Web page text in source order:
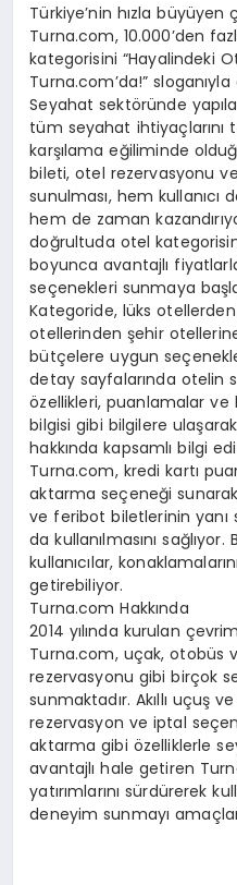
Türkiye’nin hızla
Turna.com, 10.000’den
kategorisini “Hayalindeki
Turna.com’da!”
Seyahat sektöründe
tüm seyahat
karşılama eğiliminde
bileti, otel rezervasyonu
sunulması, hem
hem de zaman
doğrultuda otel
boyunca avantajlı
seçenekleri sunmaya
Kategoride, lüks
otellerinden şehir
bütçelere uygun
detay sayfalarında otelin
özellikleri, puanlamalar
bilgisi gibi bilgilere
hakkında kapsamlı bilgi
Turna.com, kredi kartı
aktarma seçeneği
ve feribot biletlerinin yanı
da kullanılmasını
kullanıcılar,
getirebiliyor.
Turna.com Hakkında
2014 yılında kurulan
Turna.com, uçak, otobüs
rezervasyonu gibi birçok
sunmaktadır. Akıllı uçuş
rezervasyon ve iptal
aktarma gibi özelliklerle
avantajlı hale getiren
yatırımlarını sürdürerek
deneyim sunmayı